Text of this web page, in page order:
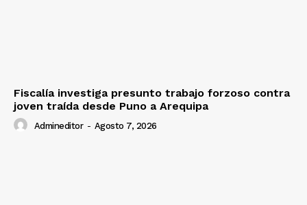
Fiscalía investiga presunto trabajo forzoso contra
joven traída desde Puno a Arequipa
Admineditor - Agosto 7, 2026